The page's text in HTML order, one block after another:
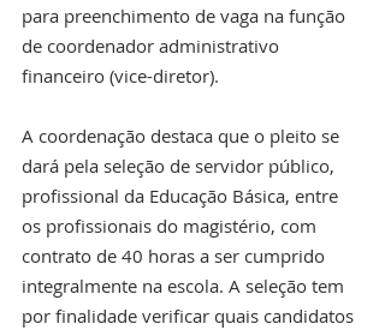
para preenchimento de vaga na função
de coordenador administrativo
financeiro (vice-diretor).
A coordenação destaca que o pleito se
dará pela seleção de servidor público,
profissional da Educação Básica, entre
os profissionais do magistério, com
contrato de 40 horas a ser cumprido
integralmente na escola. A seleção tem
por finalidade verificar quais candidatos